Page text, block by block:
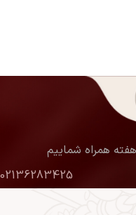
02136283425